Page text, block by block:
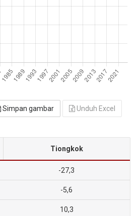
Simpan gambar Unduh Excel
Tiongkok
-27,3
-5,6
10,3